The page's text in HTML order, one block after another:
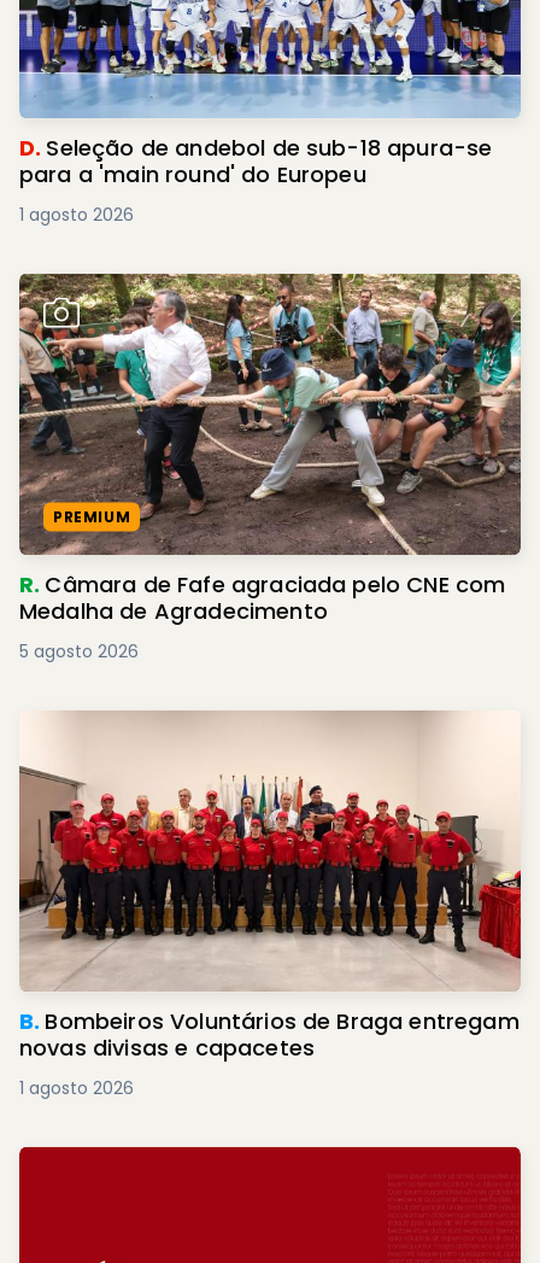
D. Seleção de andebol de sub-18 apura-se
para a 'main round' do Europeu
1 agosto 2026
PREMIUM
R. Câmara de Fafe agraciada pelo CNE com
Medalha de Agradecimento
5 agosto 2026
B. Bombeiros Voluntários de Braga entregam
novas divisas e capacetes
1 agosto 2026